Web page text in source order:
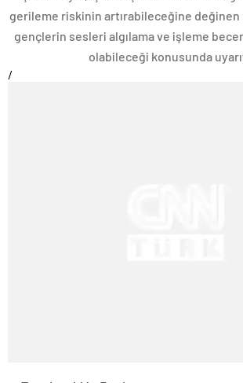
gerileme riskinin artırabileceğine değinen
gençlerin sesleri algılama ve işleme
olabileceği konusunda
/